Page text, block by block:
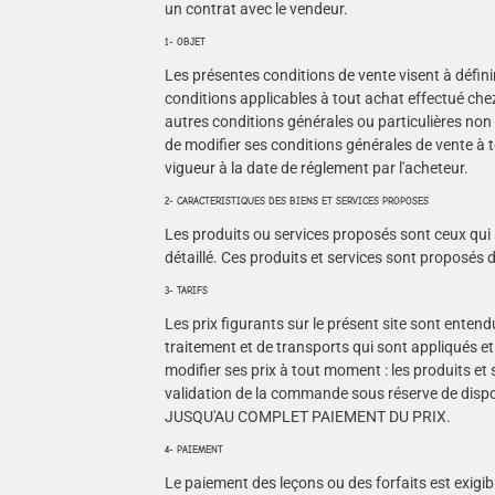
un contrat avec le vendeur.
1- OBJET
Les présentes conditions de vente visent à
conditions applicables à tout achat effectué
autres conditions générales ou particulières
de modifier ses conditions générales de vente
vigueur à la date de réglement par l'acheteur.
2- CARACTERISTIQUES DES BIENS ET SERVICES PROPOSES
Les produits ou services proposés sont ceux
détaillé. Ces produits et services sont proposés
3- TARIFS
Les prix figurants sur le présent site sont
traitement et de transports qui sont appliqués
modifier ses prix à tout moment : les produits
validation de la commande sous réserve de
JUSQU'AU COMPLET PAIEMENT DU PRIX.
4- PAIEMENT
Le paiement des leçons ou des forfaits est